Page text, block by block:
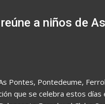
a niños de
Pontes, Pontedeume,
que se celebra estos